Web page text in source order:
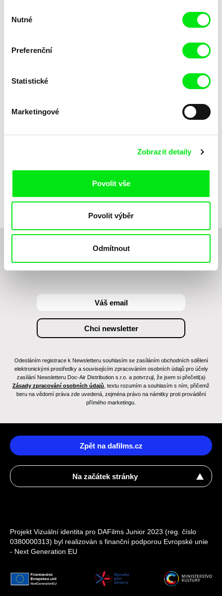
souhlasu
Nutné
Preferenční
Statistické
Marketingové
Zobrazit detaily
Povolit vše
Povolit výběr
Odmítnout
Catherine
Chcete být pravidelně informováni o novinkách v
junior programu?
Odesláním registrace k Newsletteru souhlasím se zasíláním obchodních sdělení
elektronickými prostředky a souvisejícím zpracováním osobních údajů pro účely
zasílání Newsletteru Doc-Air Distribution s.r.o. a potvrzuji, že jsem si přečetl(a)
Zásady zpracování osobních údajů , textu rozumím a souhlasím s ním, přičemž
beru na vědomí práva zde uvedená, zejména právo na námitky proti provádění
přímého marketingu.
Zpět na dafilms.cz
Na začátek stránky
Projekt Vizuální identita pro DAFilms Junior 2023 (reg. číslo
0380000313) byl realizován s finanční podporou Evropské unie
- Next Generation EU